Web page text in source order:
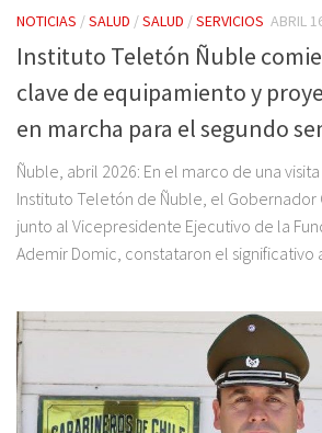
NOTICIAS /SALUD /SALUD /SERVICIOS ABRIL
Instituto Teletón Ñuble
clave de equipamiento y
en marcha para el segundo
Ñuble, abril 2026: En el marco de una
Instituto Teletón de Ñuble, el Gobernador
junto al Vicepresidente Ejecutivo de la
Ademir Domic, constataron el significativo